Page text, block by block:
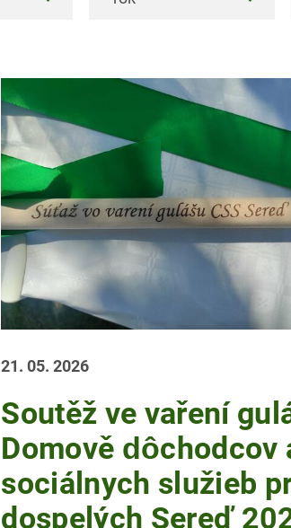
21. 05. 2026
Soutěž ve vaření
Domově dôchodcov
sociálnych služieb
dospelých Sereď